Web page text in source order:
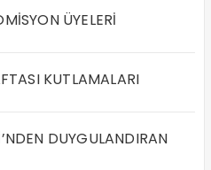
ÜYELERİ
KUTLAMALARI
DUYGULANDIRAN